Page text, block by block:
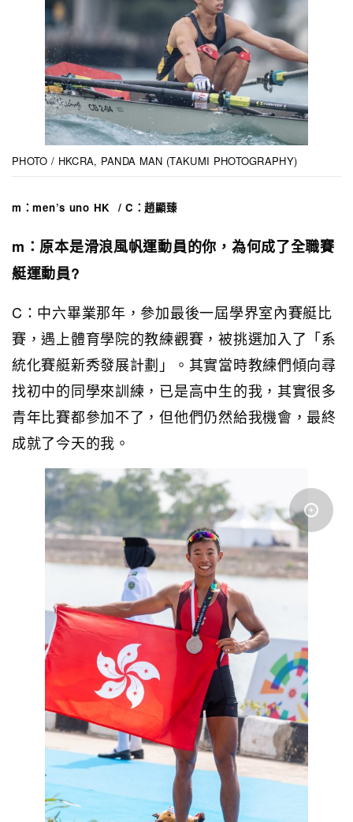
PHOTO / HKCRA, PANDA MAN (TAKUMI PHOTOGRAPHY)
m：men’s uno HK / C：趙顯臻
m：原本是滑浪風帆運動員的你，為何成了全職賽
艇運動員?
C：中六畢業那年，參加最後一屆學界室內賽艇比
賽，遇上體育學院的教練觀賽，被挑選加入了「系
統化賽艇新秀發展計劃」。其實當時教練們傾向尋
找初中的同學來訓練，已是高中生的我，其實很多
青年比賽都參加不了，但他們仍然給我機會，最終
成就了今天的我。